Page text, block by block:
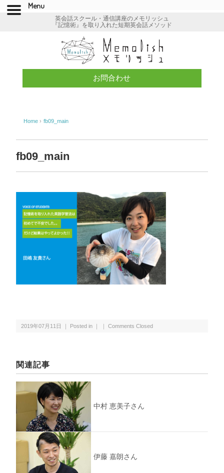
英会話スクール・通信講座のメモリッシュ
『記憶術』を取り入れた短期英会話メソッド
お問合わせ
Home › fb09_main
fb09_main
2019年07月11日 ｜ Posted in ｜ ｜Comments Closed
関連記事
中村 恵美子さん
伊藤 嘉朗さん
Menu